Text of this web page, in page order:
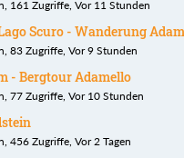
161 Zugriffe, Vor 11 Stunden
Scuro - Wanderung
83 Zugriffe, Vor 9 Stunden
- Bergtour Adamello
77 Zugriffe, Vor 10 Stunden
456 Zugriffe, Vor 2 Tagen